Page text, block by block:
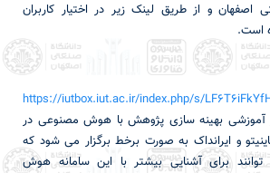
اصفهان و از طریق لینک زیر در اختیار کاربران
است.
https://iutbox.iut.ac.ir/index.php/s/
آموزشی بهینه سازی پژوهش با هوش مصنوعی در
ساینیتو و ایرانداک به صورت برخط برگزار می شود که
برای آشنایی بیشتر با این سامانه هوش